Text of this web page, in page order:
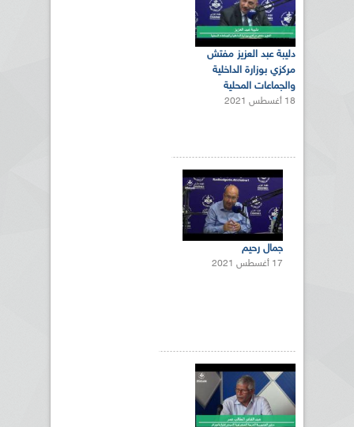
دليبة عبد العزيز مفتش
مركزي بوزارة الداخلية
والجماعات المحلية
18 أغسطس 2021
جمال رحيم
17 أغسطس 2021